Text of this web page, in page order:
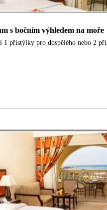
s bočním výhledem na moře
1 přistýlky pro dospělého nebo 2